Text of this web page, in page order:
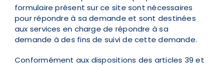
formulaire présent sur ce site sont nécessaires
pour répondre à sa demande et sont destinées
aux services en charge de répondre à sa
demande à des fins de suivi de cette demande.
Conformément aux dispositions des articles 39 et